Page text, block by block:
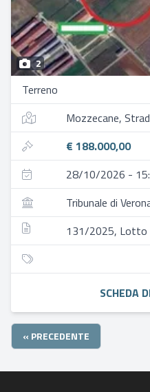
2
Terreno
Mozzecane,
€ 188.000,00
28/10/2026 -
Tribunale di
131/2025, Lotto
SCHEDA
« PRECEDENTE